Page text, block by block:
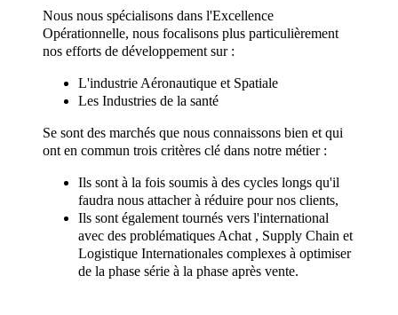
Nous nous spécialisons dans l'Excellence
Opérationnelle, nous focalisons plus particulièrement
nos efforts de développement sur :
L'industrie Aéronautique et Spatiale
Les Industries de la santé
Se sont des marchés que nous connaissons bien et qui
ont en commun trois critères clé dans notre métier :
Ils sont à la fois soumis à des cycles longs qu'il
faudra nous attacher à réduire pour nos clients,
Ils sont également tournés vers l'international
avec des problématiques Achat , Supply Chain et
Logistique Internationales complexes à optimiser
de la phase série à la phase après vente.